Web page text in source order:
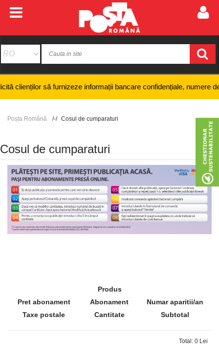
să furnizeze informații bancare confidențiale, numere de card
Poșta Română Cosul de cumparaturi
Cosul de cumparaturi
Produs
Pret abonament
Abonament
Numar aparitii/an
Taxe postale
Cantitate Subtotal
Total: 0 Lei